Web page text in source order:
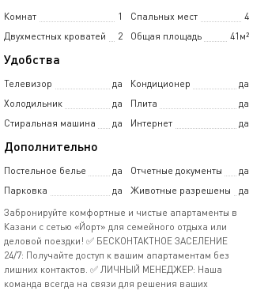
Комнат 1 Спальных мест
4
Двухместных кроватей
2 Общая площадь 41м²
Удобства
Телевизор да Кондиционер
да
Холодильник
да Плита
да
Стиральная машина
да Интернет да
Дополнительно
Постельное белье да Отчетные документы
да
Парковка
да Животные разрешены
да
Забронируйте комфортные и чистые апартаменты в
Казани с сетью «Йорт» для семейного отдыха или
деловой поездки! ✅ БЕСКОНТАКТНОЕ ЗАСЕЛЕНИЕ
24/7: Получайте доступ к вашим апартаментам без
лишних контактов. ✅ ЛИЧНЫЙ МЕНЕДЖЕР: Наша
команда всегда на связи для решения ваших